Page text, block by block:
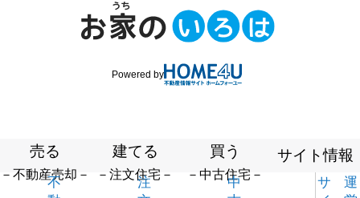
Powered by
売る
－不動産売却－
不
建てる
－注文住宅－
注
買う
－中古住宅－
中
サイト情報
サ
運